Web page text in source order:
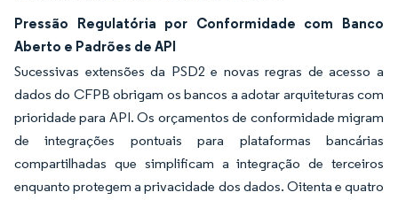
Pressão Regulatória por Conformidade com Banco
Aberto e Padrões de API
Sucessivas extensões da PSD2 e novas regras de acesso a
dados do CFPB obrigam os bancos a adotar arquiteturas com
prioridade para API. Os orçamentos de conformidade migram
de integrações pontuais para plataformas bancárias
compartilhadas que simplificam a integração de terceiros
enquanto protegem a privacidade dos dados. Oitenta e quatro